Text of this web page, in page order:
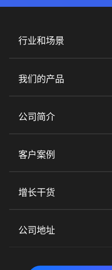
行业和场景
行业解决方案
培训机构 职业
金融行业
心理机构
实时私域带货 数字
我们的产品
产品
小程序商城 ERP
社群圈子
公司简介
客户案例
增长干货
公司地址